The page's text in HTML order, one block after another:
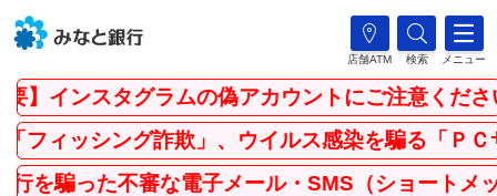
店舗ATM 検索 メニュー
】インスタグラムの偽アカウントにご注意ください
ッシング詐欺」、ウイルス感染を騙る「ＰＣサ
騙った不審な電子メール・SMS（ショートメッ